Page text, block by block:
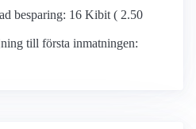
besparing: 16 Kibit ( 2.50
till första inmatningen: